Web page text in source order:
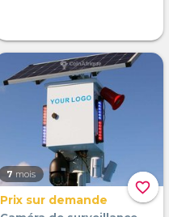
favorite_border
7 mois
Prix sur demande